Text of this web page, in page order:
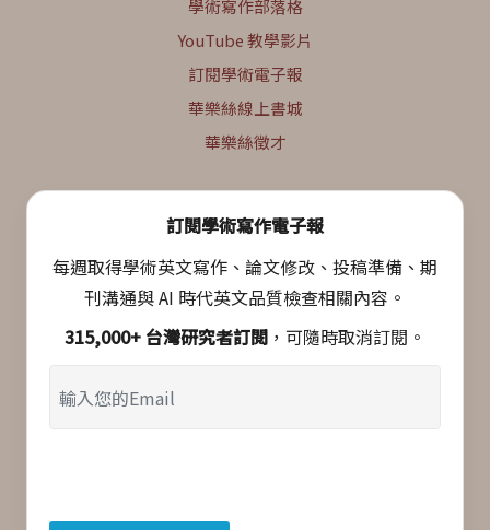
學術寫作部落格
YouTube 教學影片
訂閱學術電子報
華樂絲線上書城
華樂絲徵才
訂閱學術寫作電子報
每週取得學術英文寫作、論文修改、投稿準備、期
刊溝通與 AI 時代英文品質檢查相關內容。
315,000+ 台灣研究者訂閱 ，可隨時取消訂閱。